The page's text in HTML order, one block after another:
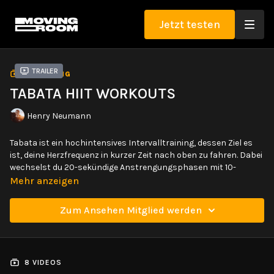
Jetzt testen
Trailer
SAMMLUNG
TABATA HIIT WORKOUTS
Henry Neumann
Tabata ist ein hochintensives Intervalltraining, dessen Ziel es
ist, deine Herzfrequenz in kurzer Zeit nach oben zu fahren. Dabei
wechselst du 20-sekündige Anstrengungsphasen mit 10-
sekündigen Pausen ab. Dabei ist es das Ziel möglichst intensiv
Yoga- und Bewegungspraxis mit Cardiotraining zu
und auch etwas fortgeschritteneren Übungen, sowie Workouts,
Mehr anzeigen
Zum Ansehen Mitglied werden
8 VIDEOS